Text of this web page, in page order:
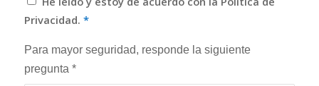
Privacidad. *
Para mayor seguridad, responde la siguiente
pregunta *